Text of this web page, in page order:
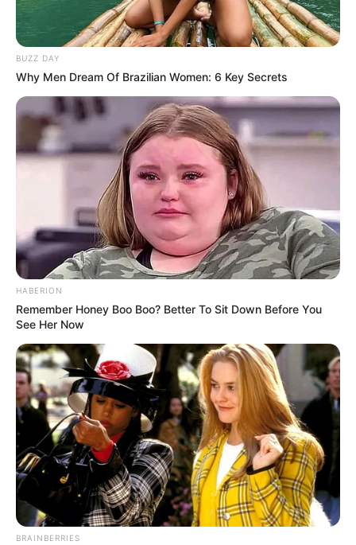
bermain game
(foto: instagram/hi_songjoongki)
2. Duduk sendiri di taman dengan menyamarkan
penampilannya
BUZZ DAY
Why Men Dream Of Brazilian Women: 6 Key Secrets
HABERION
Remember Honey Boo Boo? Better To Sit Down Before You
See Her Now
BRAINBERRIES